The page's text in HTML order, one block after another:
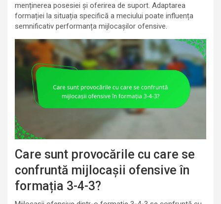
menținerea posesiei și oferirea de suport. Adaptarea
formației la situația specifică a meciului poate influența
semnificativ performanța mijlocașilor ofensive.
Care sunt provocările cu care se
confruntă mijlocașii ofensive în
formația 3-4-3?